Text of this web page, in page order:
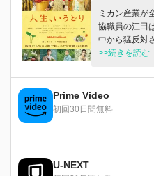
ミカン産業が
協職員の江田
中から猛反対
と、花恵の誘
しかし、出荷
込む薫たちに
会から帰って
>>続きを読む
Prime Video
初回30日間無料
U-NEXT